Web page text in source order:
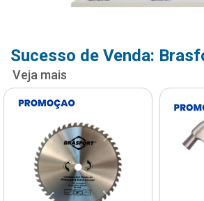
Sucesso de Venda:
Veja mais